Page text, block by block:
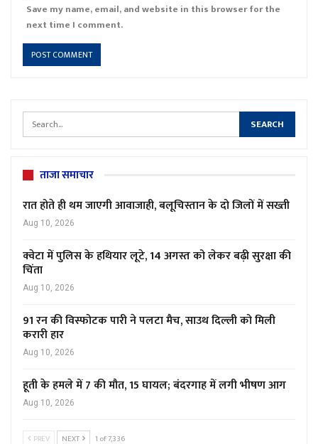
Save my name, email, and website in this browser for the
next time I comment.
ताजा समाचार
रात होते ही थम जाएगी आवाजाही, बलूचिस्तान के दो जिलों में सख्ती
Aug 10, 2026
क्वेटा में पुलिस के हथियार लूटे, 14 अगस्त को लेकर बढ़ी सुरक्षा की
चिंता
Aug 10, 2026
91 रन की विस्फोटक पारी ने पलटा मैच, साउथ दिल्ली को मिली
करारी हार
Aug 10, 2026
हूती के हमले में 7 की मौत, 15 घायल; बंदरगाह में लगी भीषण आग
Aug 10, 2026
PREV NEXT 1 of 7,336